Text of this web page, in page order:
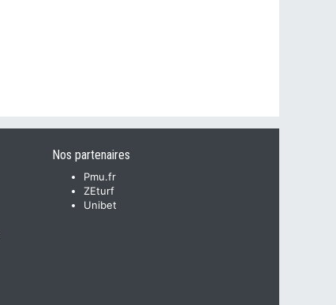
Nos partenaires
Pmu.fr
ZEturf
Unibet